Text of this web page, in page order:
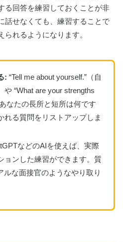
る回答を練習しておくことが非
話せなくても、練習することで
れるようになります。
: “Tell me about yourself.”（自
“What are your strengths
なたの長所と短所は何です
れる質問をリストアップしま
などのAIを使えば、実際
ョンした練習ができます。質
ルな面接官のようなやり取り